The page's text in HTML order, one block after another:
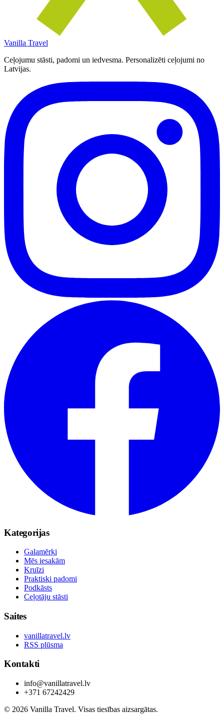
Vanilla Travel
Ceļojumu stāsti, padomi un iedvesma. Personalizēti ceļojumi no
Latvijas.
Kategorijas
Galamērķi
Mēs iesakām
Kruīzi
Praktiski padomi
Podkāsts
Ceļotāju stāsti
Saites
vanillatravel.lv
RSS plūsma
Kontakti
info@vanillatravel.lv
+371 67242429
© 2026 Vanilla Travel. Visas tiesības aizsargātas.